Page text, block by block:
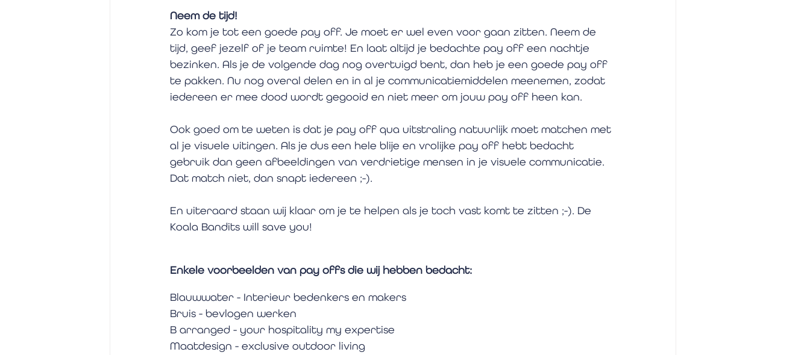
Neem de tijd!
Zo kom je tot een goede pay off. Je moet er wel even voor gaan zitten. Neem de
tijd, geef jezelf of je team ruimte! En laat altijd je bedachte pay off een nachtje
bezinken. Als je de volgende dag nog overtuigd bent, dan heb je een goede pay off
te pakken. Nu nog overal delen en in al je communicatiemiddelen meenemen, zodat
iedereen er mee dood wordt gegooid en niet meer om jouw pay off heen kan.
Ook goed om te weten is dat je pay off qua uitstraling natuurlijk moet matchen met
al je visuele uitingen. Als je dus een hele blije en vrolijke pay off hebt bedacht
gebruik dan geen afbeeldingen van verdrietige mensen in je visuele communicatie.
Dat match niet, dan snapt iedereen ;-).
En uiteraard staan wij klaar om je te helpen als je toch vast komt te zitten ;-). De
Koala Bandits will save you!
Enkele voorbeelden van pay offs die wij hebben bedacht:
Blauwwater - Interieur bedenkers en makers
Bruis - bevlogen werken
B arranged - your hospitality my expertise
Maatdesign - exclusive outdoor living